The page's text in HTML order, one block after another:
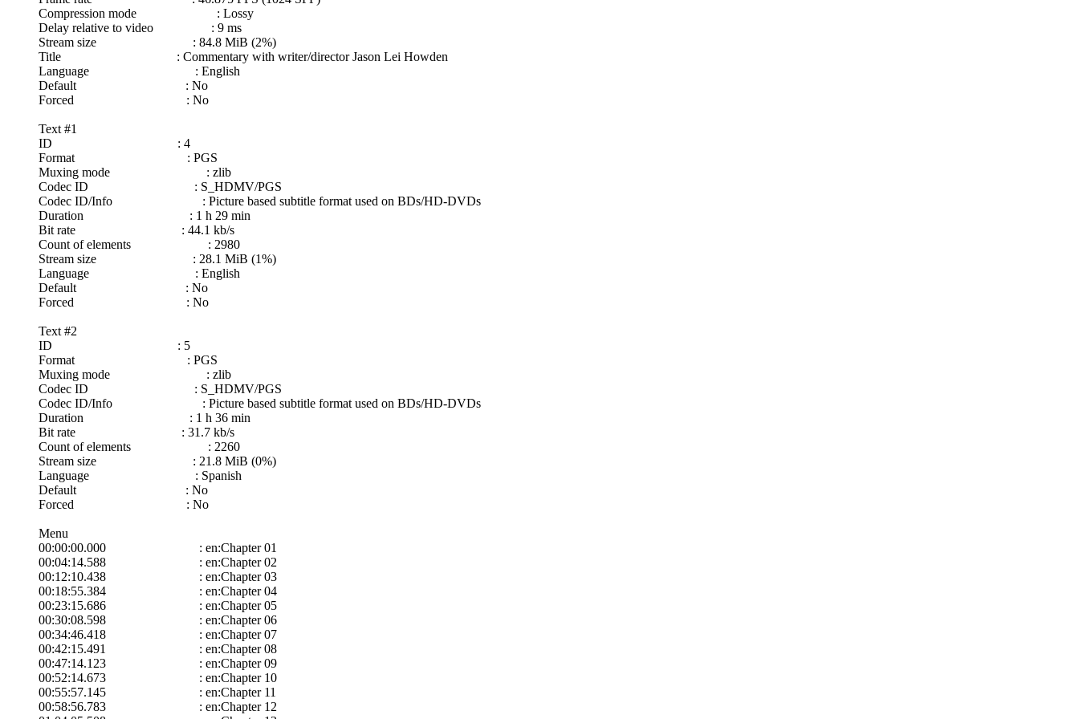
Compression mode : Lossy
Delay relative to video : 9 ms
Stream size : 84.8 MiB (2%)
Title : Commentary with writer/director Jason Lei Howden
Language : English
Default : No
Forced : No
Text #1
ID : 4
Format : PGS
Muxing mode : zlib
Codec ID : S_HDMV/PGS
Codec ID/Info : Picture based subtitle format used on BDs/HD-DVDs
Duration : 1 h 29 min
Bit rate : 44.1 kb/s
Count of elements : 2980
Stream size : 28.1 MiB (1%)
Language : English
Default : No
Forced : No
Text #2
ID : 5
Format : PGS
Muxing mode : zlib
Codec ID : S_HDMV/PGS
Codec ID/Info : Picture based subtitle format used on BDs/HD-DVDs
Duration : 1 h 36 min
Bit rate : 31.7 kb/s
Count of elements : 2260
Stream size : 21.8 MiB (0%)
Language : Spanish
Default : No
Forced : No
Menu
00:00:00.000 : en:Chapter 01
00:04:14.588 : en:Chapter 02
00:12:10.438 : en:Chapter 03
00:18:55.384 : en:Chapter 04
00:23:15.686 : en:Chapter 05
00:30:08.598 : en:Chapter 06
00:34:46.418 : en:Chapter 07
00:42:15.491 : en:Chapter 08
00:47:14.123 : en:Chapter 09
00:52:14.673 : en:Chapter 10
00:55:57.145 : en:Chapter 11
00:58:56.783 : en:Chapter 12